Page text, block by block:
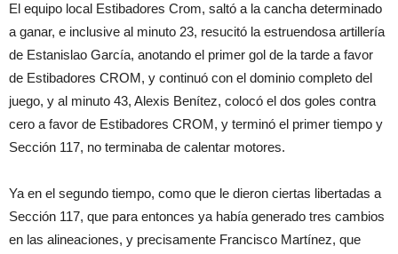
El equipo local Estibadores Crom, saltó a la cancha determinado
a ganar, e inclusive al minuto 23, resucitó la estruendosa artillería
de Estanislao García, anotando el primer gol de la tarde a favor
de Estibadores CROM, y continuó con el dominio completo del
juego, y al minuto 43, Alexis Benítez, colocó el dos goles contra
cero a favor de Estibadores CROM, y terminó el primer tiempo y
Sección 117, no terminaba de calentar motores.
Ya en el segundo tiempo, como que le dieron ciertas libertadas a
Sección 117, que para entonces ya había generado tres cambios
en las alineaciones, y precisamente Francisco Martínez, que